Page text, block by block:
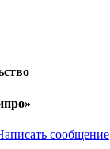
сообщение